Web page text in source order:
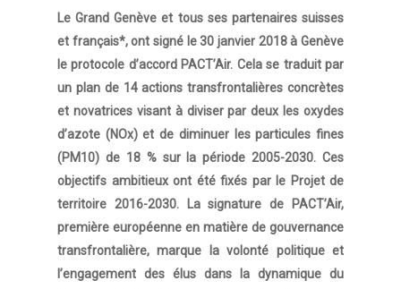
Le Grand Genève et tous ses partenaires suisses
et français*, ont signé le 30 janvier 2018 à Genève
le protocole d’accord PACT’Air. Cela se traduit par
un plan de 14 actions transfrontalières concrètes
et novatrices visant à diviser par deux les oxydes
d’azote (NOx) et de diminuer les particules fines
(PM10) de 18 % sur la période 2005-2030. Ces
objectifs ambitieux ont été fixés par le Projet de
territoire 2016-2030. La signature de PACT’Air,
première européenne en matière de gouvernance
transfrontalière, marque la volonté politique et
l’engagement des élus dans la dynamique du